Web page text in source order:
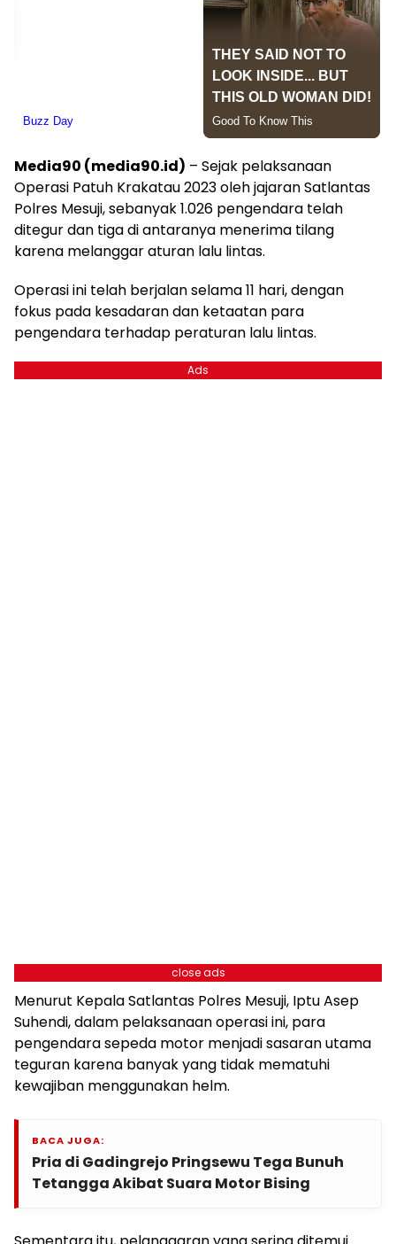
Media90 (media90.id) – Sejak pelaksanaan
Operasi Patuh Krakatau 2023 oleh jajaran Satlantas
Polres Mesuji, sebanyak 1.026 pengendara telah
ditegur dan tiga di antaranya menerima tilang
karena melanggar aturan lalu lintas.
Operasi ini telah berjalan selama 11 hari, dengan
fokus pada kesadaran dan ketaatan para
pengendara terhadap peraturan lalu lintas.
Ads
close ads
Menurut Kepala Satlantas Polres Mesuji, Iptu Asep
Suhendi, dalam pelaksanaan operasi ini, para
pengendara sepeda motor menjadi sasaran utama
teguran karena banyak yang tidak mematuhi
kewajiban menggunakan helm.
BACA JUGA:
Pria di Gadingrejo Pringsewu Tega Bunuh
Tetangga Akibat Suara Motor Bising